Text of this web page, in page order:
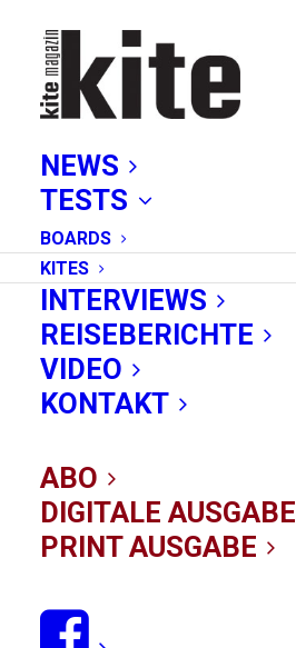
NEWS
TESTS
BOARDS
KITES
INTERVIEWS
REISEBERICHTE
VIDEO
KONTAKT
ABO
DIGITALE AUSGABE
PRINT AUSGABE
Wiener Meer